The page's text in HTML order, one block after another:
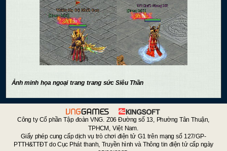
Ảnh minh họa ngoại trang trang sức Siêu Thần
Công ty Cổ phần Tập đoàn VNG. Z06 Đường số 13, Phường Tân Thuận,
TPHCM, Việt Nam.
Giấy phép cung cấp dịch vụ trò chơi điện tử G1 trên mạng số 127/GP-
PTTH&TTĐT do Cục Phát thanh, Truyền hình và Thông tin điện tử cấp ngày